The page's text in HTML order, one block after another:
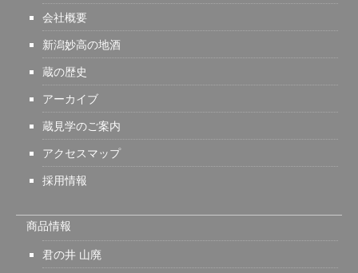
会社概要
新潟妙高の地酒
蔵の歴史
アーカイブ
蔵見学のご案内
アクセスマップ
採用情報
商品情報
君の井 山廃